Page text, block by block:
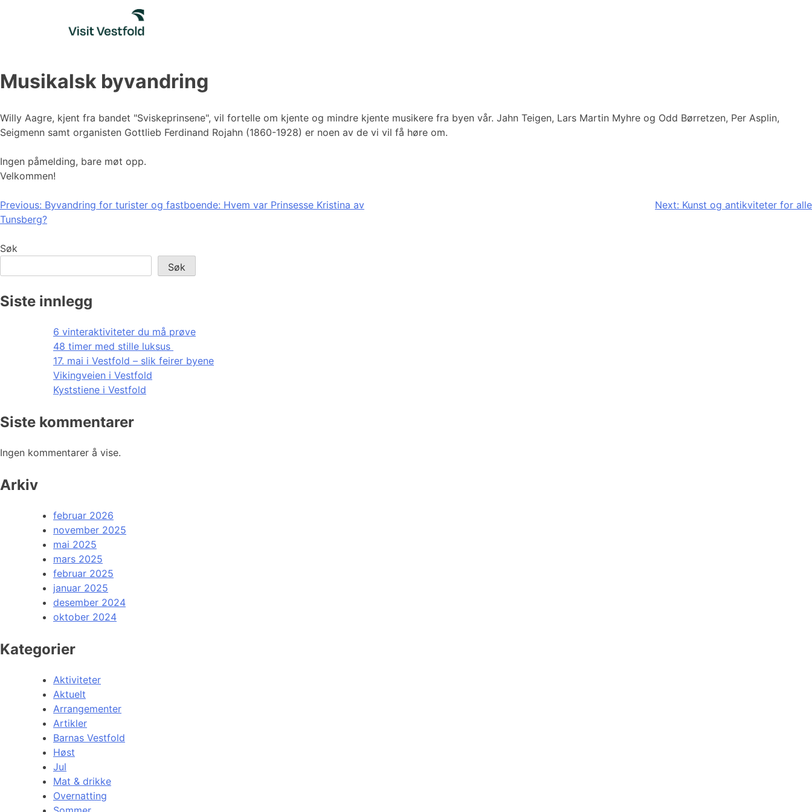
Musikalsk byvandring
Willy Aagre, kjent fra bandet "Sviskeprinsene", vil fortelle om kjente og mindre kjente musikere fra byen vår. Jahn Teigen, Lars Martin Myhre og Odd Børretzen, Per Asplin,
Seigmenn samt organisten Gottlieb Ferdinand Rojahn (1860-1928) er noen av de vi vil få høre om.
Ingen påmelding, bare møt opp.
Velkommen!
Innleggsnavigasjon
Previous: Byvandring for turister og fastboende: Hvem var Prinsesse Kristina av
Tunsberg?
Next: Kunst og antikviteter for alle
Søk
Søk
Siste innlegg
6 vinteraktiviteter du må prøve
48 timer med stille luksus
17. mai i Vestfold – slik feirer byene
Vikingveien i Vestfold
Kyststiene i Vestfold
Siste kommentarer
Ingen kommentarer å vise.
Arkiv
februar 2026
november 2025
mai 2025
mars 2025
februar 2025
januar 2025
desember 2024
oktober 2024
Kategorier
Aktiviteter
Aktuelt
Arrangementer
Artikler
Barnas Vestfold
Høst
Jul
Mat & drikke
Overnatting